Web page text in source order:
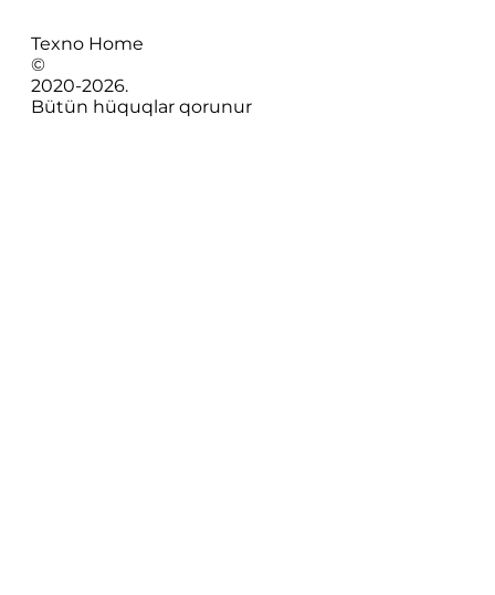
Texno Home
©
2020-2026.
Bütün hüquqlar qorunur